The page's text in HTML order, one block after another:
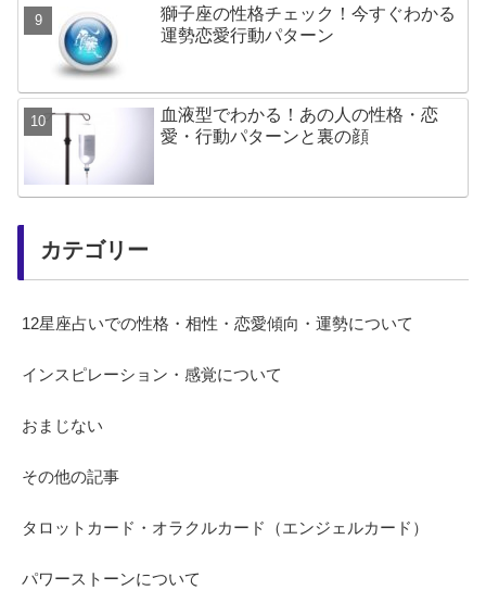
獅子座の性格チェック！今すぐわかる
運勢恋愛行動パターン
血液型でわかる！あの人の性格・恋
愛・行動パターンと裏の顔
カテゴリー
12星座占いでの性格・相性・恋愛傾向・運勢について
インスピレーション・感覚について
おまじない
その他の記事
タロットカード・オラクルカード（エンジェルカード）
パワーストーンについて